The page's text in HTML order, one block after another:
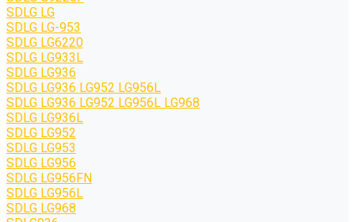
SDLG LG
SDLG LG-953
SDLG LG6220
SDLG LG933L
SDLG LG936
SDLG LG936 LG952 LG956L
SDLG LG936 LG952 LG956L LG968
SDLG LG936L
SDLG LG952
SDLG LG953
SDLG LG956
SDLG LG956FN
SDLG LG956L
SDLG LG968